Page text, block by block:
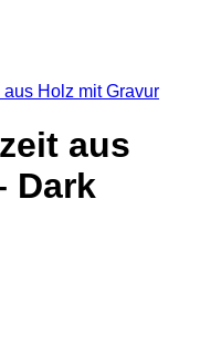
Holz mit Gravur
aus
Dark